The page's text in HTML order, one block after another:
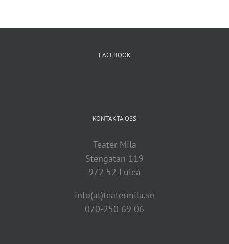
FACEBOOK
KONTAKTA OSS
Teater Mila
Stengatan 119
972 52 Luleå
info(at)teatermila.se
070-250 69 06